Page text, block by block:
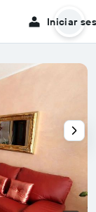
Iniciar